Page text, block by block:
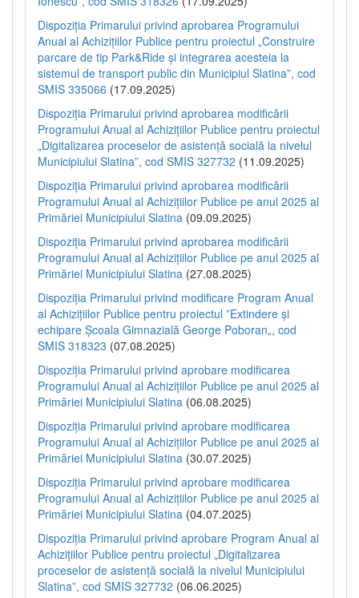
Dispoziția Primarului privind aprobarea Programului
Anual al Achizițiilor Publice pentru proiectul „Construire
parcare de tip Park&Ride și integrarea acesteia la
sistemul de transport public din Municipiul Slatina”, cod
SMIS 335066 (17.09.2025)
Dispoziția Primarului privind aprobarea modificării
Programului Anual al Achizițiilor Publice pentru proiectul
„Digitalizarea proceselor de asistență socială la nivelul
Municipiului Slatina”, cod SMIS 327732 (11.09.2025)
Dispoziția Primarului privind aprobarea modificării
Programului Anual al Achizițiilor Publice pe anul 2025 al
Primăriei Municipiului Slatina (09.09.2025)
Dispoziția Primarului privind aprobarea modificării
Programului Anual al Achizițiilor Publice pe anul 2025 al
Primăriei Municipiului Slatina (27.08.2025)
Dispoziția Primarului privind modificare Program Anual
al Achizițiilor Publice pentru proiectul ”Extindere și
echipare Școala Gimnazială George Poboran„, cod
SMIS 318323 (07.08.2025)
Dispoziția Primarului privind aprobare modificarea
Programului Anual al Achizițiilor Publice pe anul 2025 al
Primăriei Municipiului Slatina (06.08.2025)
Dispoziția Primarului privind aprobare modificarea
Programului Anual al Achizițiilor Publice pe anul 2025 al
Primăriei Municipiului Slatina (30.07.2025)
Dispoziția Primarului privind aprobare modificarea
Programului Anual al Achizițiilor Publice pe anul 2025 al
Primăriei Municipiului Slatina (04.07.2025)
Dispoziția Primarului privind aprobare Program Anual al
Achizițiilor Publice pentru proiectul „Digitalizarea
proceselor de asistență socială la nivelul Municipiului
Slatina”, cod SMIS 327732 (06.06.2025)